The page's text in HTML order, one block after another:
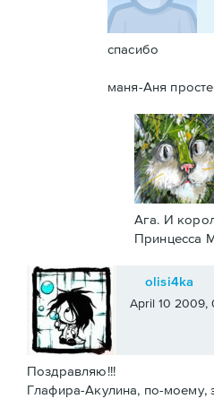
спасибо
маня-Аня
Ага. И
Принцесса
olisi4ka
April 10 2009,
Поздравляю!!!
Глафира-Акулина, по-моему,